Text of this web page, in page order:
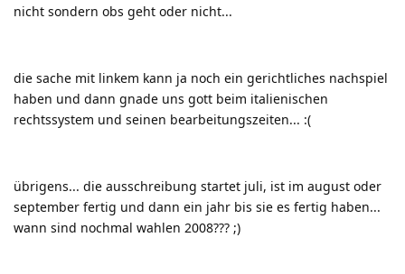
nicht sondern obs geht oder nicht...
die sache mit linkem kann ja noch ein gerichtliches nachspiel
haben und dann gnade uns gott beim italienischen
rechtssystem und seinen bearbeitungszeiten... :(
übrigens... die ausschreibung startet juli, ist im august oder
september fertig und dann ein jahr bis sie es fertig haben...
wann sind nochmal wahlen 2008??? ;)